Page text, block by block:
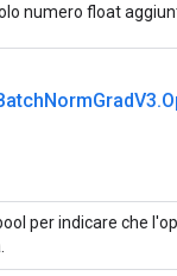
numero float
NormGradV3.
per indicare che